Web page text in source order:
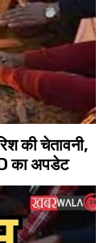
की चेतावनी,
का अपडेट